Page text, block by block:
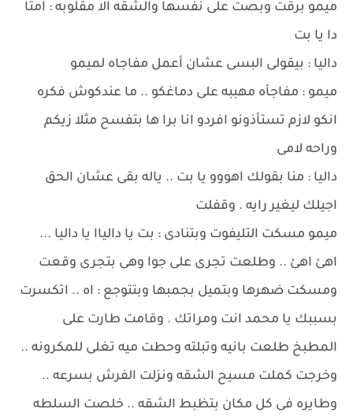
ميمو برقت وبصت على نفسها والشقه الا مقلوبه : امتا
دا يا بت
داليا : بيقولى البسى عشان أعمل مفاجاه لميمو
ميمو : مفاجأه مهببه على دماغكو .. ما عندكوش فكره
انكو لازم تستأذونو افردو انا برا ها بتفسح مثلا زيكم
وراحه لامى
داليا : منا بقولك اهووو يا بت .. ياله بقى عشان الحق
اجيلك ليغير رايه . وقفلت
ميمو مسكت التليفوت وبتنادى : بت يا دالياا يا داليا ...
اهئ اهئ .. وطلعت تجرى على جوا وهى بتجرى وقعت
ومسكت ضهرها وبتميل بجمبها وبتتوجع : اه .. اتكسرت
بسببك يا محمد انت ومراتك . وقامت طارت على
المطبخ طلعت بانيه وتبلته وحطت ميه تغلى للمكرونه ..
وخرجت كملت مسيح الشقه ونزلت الفرش بسرعه ..
وطايره فى كل مكان بتظبط الشقه .. خلصت السلطه